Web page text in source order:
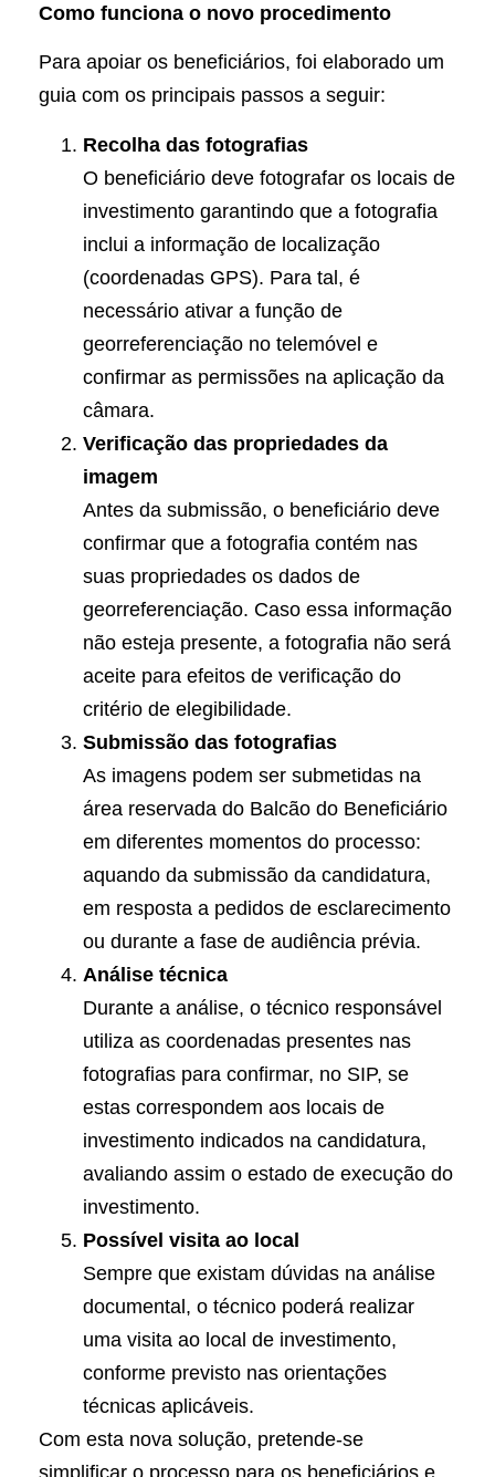
Como funciona o novo procedimento
Para apoiar os beneficiários, foi elaborado um
guia com os principais passos a seguir:
Recolha das fotografias
O beneficiário deve fotografar os locais de
investimento garantindo que a fotografia
inclui a informação de localização
(coordenadas GPS). Para tal, é
necessário ativar a função de
georreferenciação no telemóvel e
confirmar as permissões na aplicação da
câmara.
Verificação das propriedades da
imagem
Antes da submissão, o beneficiário deve
confirmar que a fotografia contém nas
suas propriedades os dados de
georreferenciação. Caso essa informação
não esteja presente, a fotografia não será
aceite para efeitos de verificação do
critério de elegibilidade.
Submissão das fotografias
As imagens podem ser submetidas na
área reservada do Balcão do Beneficiário
em diferentes momentos do processo:
aquando da submissão da candidatura,
em resposta a pedidos de esclarecimento
ou durante a fase de audiência prévia.
Análise técnica
Durante a análise, o técnico responsável
utiliza as coordenadas presentes nas
fotografias para confirmar, no SIP, se
estas correspondem aos locais de
investimento indicados na candidatura,
avaliando assim o estado de execução do
investimento.
Possível visita ao local
Sempre que existam dúvidas na análise
documental, o técnico poderá realizar
uma visita ao local de investimento,
conforme previsto nas orientações
técnicas aplicáveis.
Com esta nova solução, pretende-se
simplificar o processo para os beneficiários e